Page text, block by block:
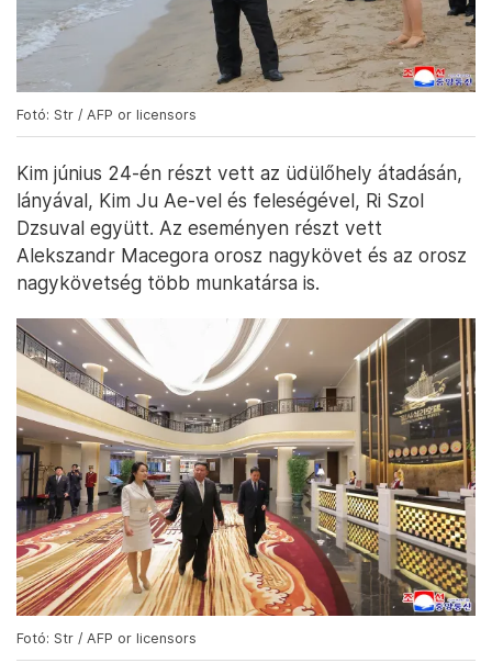
Fotó: Str / AFP or licensors
Kim június 24-én részt vett az üdülőhely átadásán,
lányával, Kim Ju Ae-vel és feleségével, Ri Szol
Dzsuval együtt. Az eseményen részt vett
Alekszandr Macegora orosz nagykövet és az orosz
nagykövetség több munkatársa is.
Fotó: Str / AFP or licensors